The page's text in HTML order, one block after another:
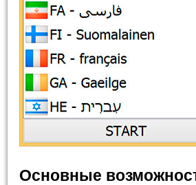
Основные